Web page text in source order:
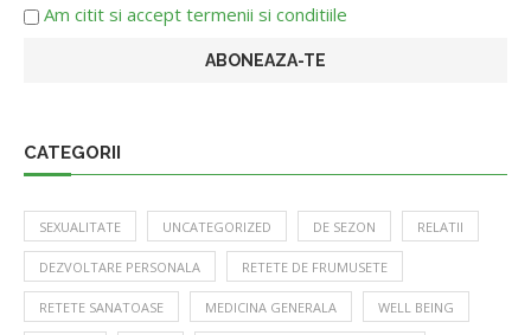
Am citit si accept termenii si conditiile
CATEGORII
SEXUALITATE UNCATEGORIZED DE SEZON RELATII
DEZVOLTARE PERSONALA RETETE DE FRUMUSETE
RETETE SANATOASE MEDICINA GENERALA WELL BEING